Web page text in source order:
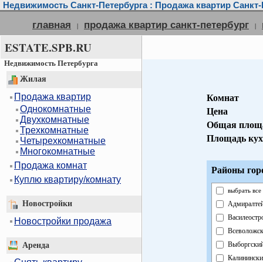
Недвижимость Санкт-Петербурга : Продажа квартир Санкт-
главная | продажа квартир санкт-петербург |
ESTATE.SPB.RU
Недвижимость Петербурга
Жилая
Продажа квартир
Однокомнатные
Двухкомнатные
Трехкомнатные
Четырехкомнатные
Многокомнатные
Продажа комнат
Куплю квартиру/комнату
Новостройки
Новостройки продажа
Аренда
Комнат
Цена
Общая
Площадь
Районы
выбрать все